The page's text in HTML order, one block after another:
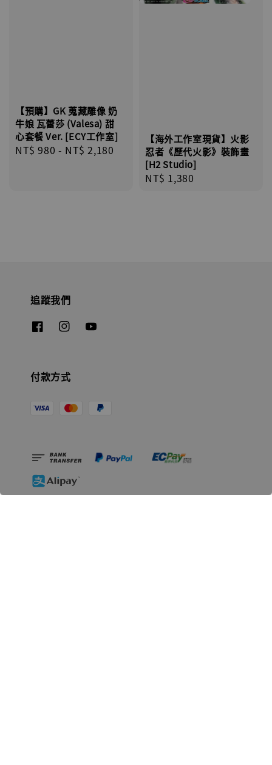
【預購】GK 蒐藏雕像 奶
牛娘 瓦蕾莎 (Valesa) 甜
心套餐 Ver. [ECY工作室]
Regular
NT$ 980 - NT$ 2,180
【海外工作室現貨】火影
忍者《歷代火影》裝飾畫
[H2 Studio]
Regular
NT$ 1,380
追蹤我們
付款方式